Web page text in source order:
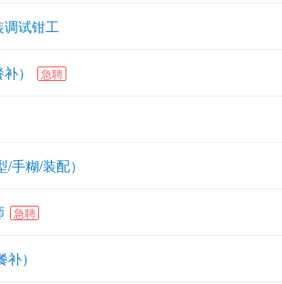
调试钳工
） 急聘
手糊/装配）
急聘
）